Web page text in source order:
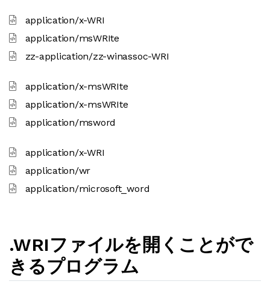
application/x-WRI
application/msWRIte
zz-application/zz-winassoc-WRI
application/x-msWRIte
application/x-msWRIte
application/msword
application/x-WRI
application/wr
application/microsoft_word
.WRIファイルを開くことがで
きるプログラム